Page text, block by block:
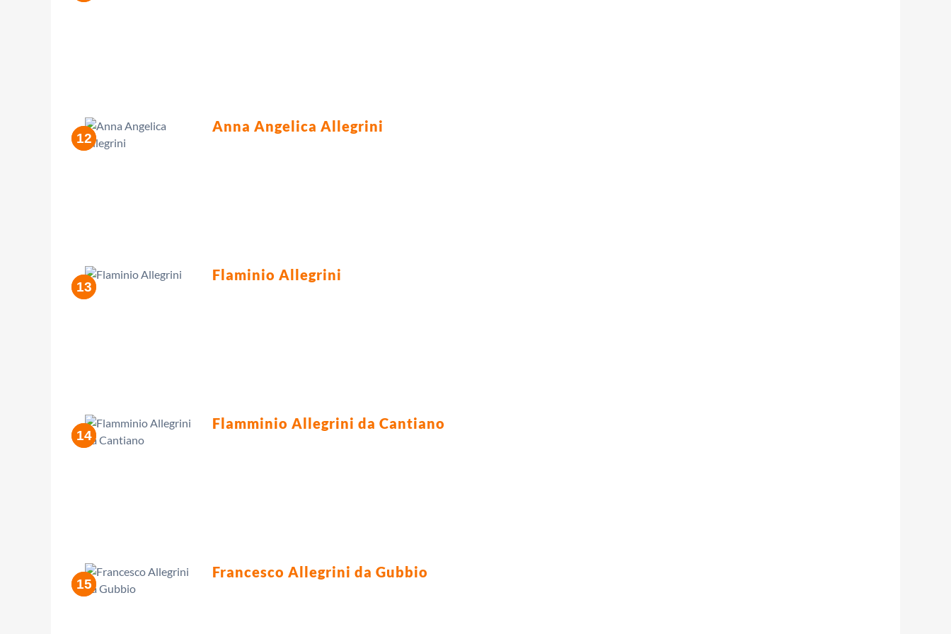
Anna Angelica Allegrini
Flaminio Allegrini
Flamminio Allegrini da Cantiano
Francesco Allegrini da Gubbio